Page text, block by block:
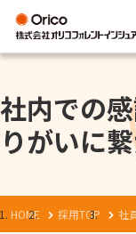
社内での
りがいに
HOME 採用TOP 社